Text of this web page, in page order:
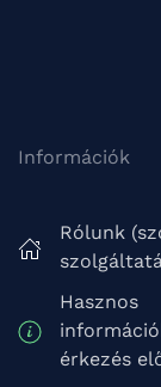
Információk
Rólunk
Hasznos
érkezés